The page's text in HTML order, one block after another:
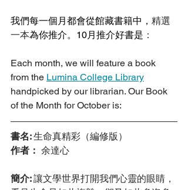
我們每一個月都會從館藏書籍中， 精選
一本為你推介。10月推介好書是 ：
Each month, we will feature a book
from the Lumina College Library
handpicked by our librarian. Our Book
of the Month for October is:
書名: 生命真精彩（編修版）
作者： 余達心
簡介: 讓文學世界打開我們心靈的眼睛，